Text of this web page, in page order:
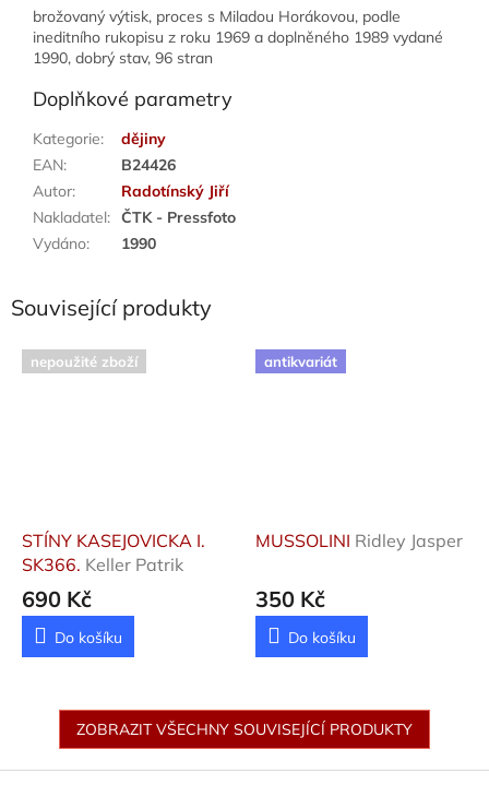
brožovaný výtisk, proces s Miladou Horákovou, podle
ineditního rukopisu z roku 1969 a doplněného 1989 vydané
1990, dobrý stav, 96 stran
Doplňkové parametry
Kategorie:
dějiny
EAN:
B24426
Autor:
Radotínský Jiří
Nakladatel: ČTK - Pressfoto
Vydáno: 1990
Související produkty
nepoužité zboží
STÍNY KASEJOVICKA I.
SK366. Keller Patrik
690 Kč
Do košíku
antikvariát
MUSSOLINI Ridley Jasper
350 Kč
Do košíku
ZOBRAZIT VŠECHNY SOUVISEJÍCÍ PRODUKTY